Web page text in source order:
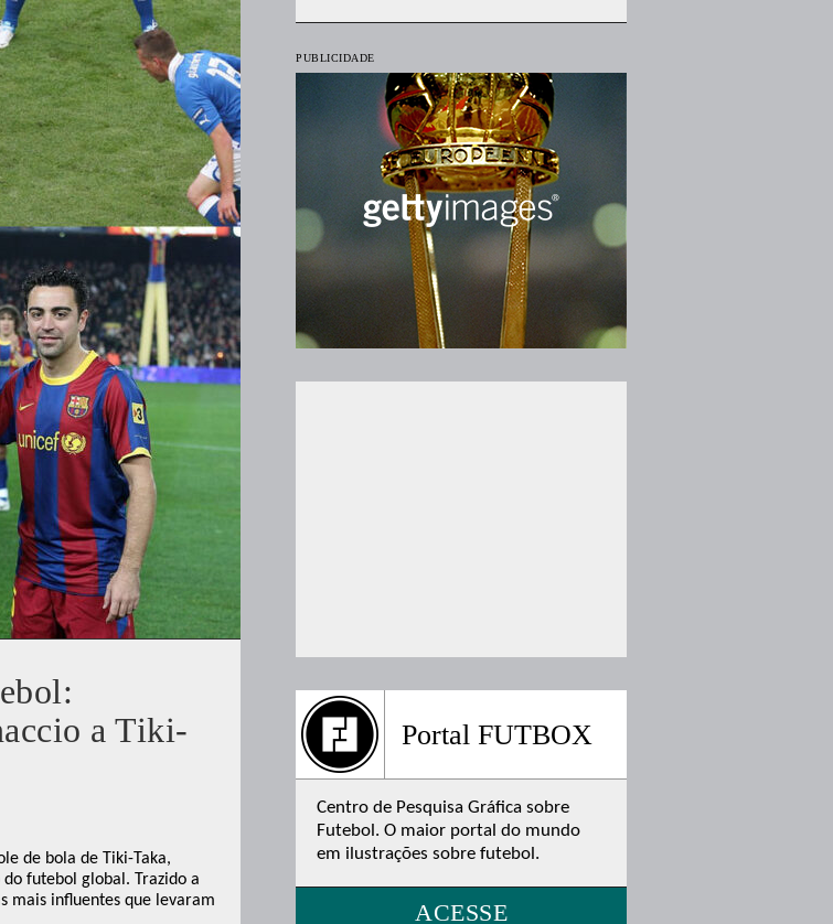
a Tiki-
de bola de Tiki-Taka,
futebol global. Trazido a
mais influentes que levaram
PUBLICIDADE
Portal FUTBOX
Centro de Pesquisa Gráfica sobre
Futebol. O maior portal do mundo
em ilustrações sobre futebol.
ACESSE